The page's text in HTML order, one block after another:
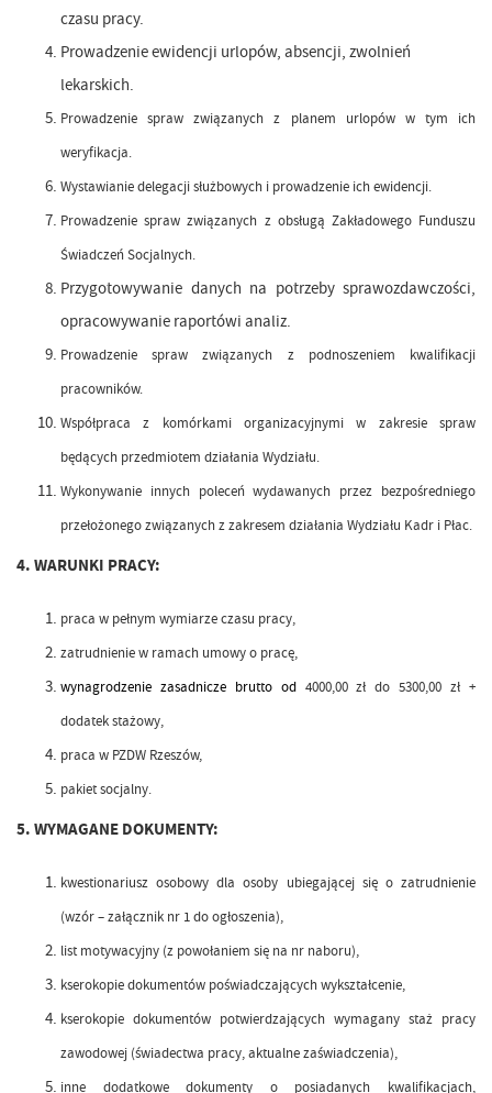
czasu pracy.
Prowadzenie ewidencji urlopów, absencji, zwolnień
lekarskich.
Prowadzenie spraw związanych z planem urlopów w tym ich
weryfikacja.
Wystawianie delegacji służbowych i prowadzenie ich ewidencji.
Prowadzenie spraw związanych z obsługą Zakładowego Funduszu
Świadczeń Socjalnych.
Przygotowywanie danych na potrzeby sprawozdawczości,
opracowywanie raportówi analiz.
Prowadzenie spraw związanych z podnoszeniem kwalifikacji
pracowników.
Współpraca z komórkami organizacyjnymi w zakresie spraw
będących przedmiotem działania Wydziału.
Wykonywanie innych poleceń wydawanych przez bezpośredniego
przełożonego związanych z zakresem działania Wydziału Kadr i Płac.
4. WARUNKI PRACY:
praca w pełnym wymiarze czasu pracy,
zatrudnienie w ramach umowy o pracę,
wynagrodzenie zasadnicze brutto od4000,00 zł do 5300,00 zł +
dodatek stażowy,
praca w PZDW Rzeszów,
pakiet socjalny.
5. WYMAGANE DOKUMENTY:
kwestionariusz osobowy dla osoby ubiegającej się o zatrudnienie
(wzór – załącznik nr 1 do ogłoszenia),
list motywacyjny (z powołaniem się na nr naboru),
kserokopie dokumentów poświadczających wykształcenie,
kserokopie dokumentów potwierdzających wymagany staż pracy
zawodowej (świadectwa pracy, aktualne zaświadczenia),
inne dodatkowe dokumenty o posiadanych kwalifikacjach,